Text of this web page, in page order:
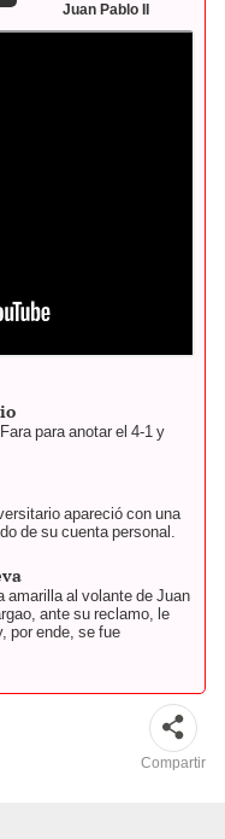
Juan Pablo II
la tabla de posiciones
para anotar el 4-1 y
apareció con una
de su cuenta personal.
amarilla al volante de Juan
ante su reclamo, le
por ende, se fue
Compartir